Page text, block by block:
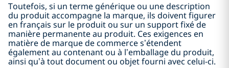
Toutefois, si un terme générique ou une description
du produit accompagne la marque, ils doivent figurer
en français sur le produit ou sur un support fixé de
manière permanente au produit. Ces exigences en
matière de marque de commerce s’étendent
également au contenant ou à l’emballage du produit,
ainsi qu’à tout document ou objet fourni avec celui-ci.